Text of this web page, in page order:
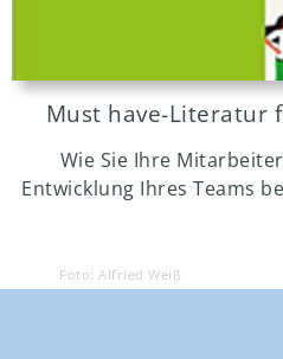
Must have-Literatur
Wie Sie Ihre
Entwicklung Ihres Teams
Foto: Alfried Weiß